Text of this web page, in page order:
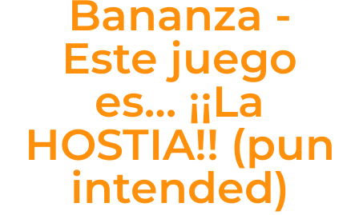
Bananza -
Este juego
es… ¡¡La
HOSTIA!! (pun
intended)